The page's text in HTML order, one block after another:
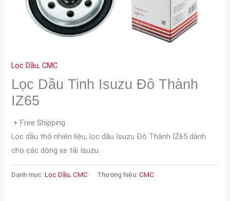
Lọc Dầu,CMC
Lọc Dầu Tinh Isuzu Đô Thành
IZ65
+ Free Shipping
Lọc dầu thô nhiên liệu, lọc dầu Isuzu Đô Thành IZ65 dành
cho các dòng xe tải Isuzu.
Danh mục:Lọc Dầu,CMC Thương hiệu:CMC